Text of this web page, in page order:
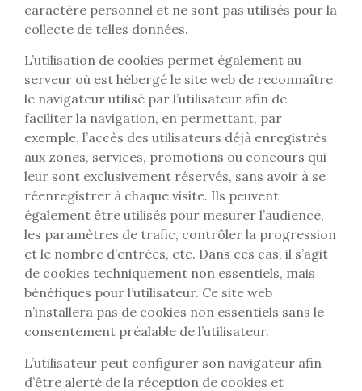
caractère personnel et ne sont pas utilisés pour la
collecte de telles données.
L’utilisation de cookies permet également au
serveur où est hébergé le site web de reconnaître
le navigateur utilisé par l’utilisateur afin de
faciliter la navigation, en permettant, par
exemple, l’accès des utilisateurs déjà enregistrés
aux zones, services, promotions ou concours qui
leur sont exclusivement réservés, sans avoir à se
réenregistrer à chaque visite. Ils peuvent
également être utilisés pour mesurer l’audience,
les paramètres de trafic, contrôler la progression
et le nombre d’entrées, etc. Dans ces cas, il s’agit
de cookies techniquement non essentiels, mais
bénéfiques pour l’utilisateur. Ce site web
n’installera pas de cookies non essentiels sans le
consentement préalable de l’utilisateur.
L’utilisateur peut configurer son navigateur afin
d’être alerté de la réception de cookies et